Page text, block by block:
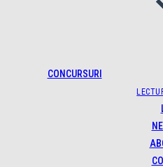
CONCURSURI